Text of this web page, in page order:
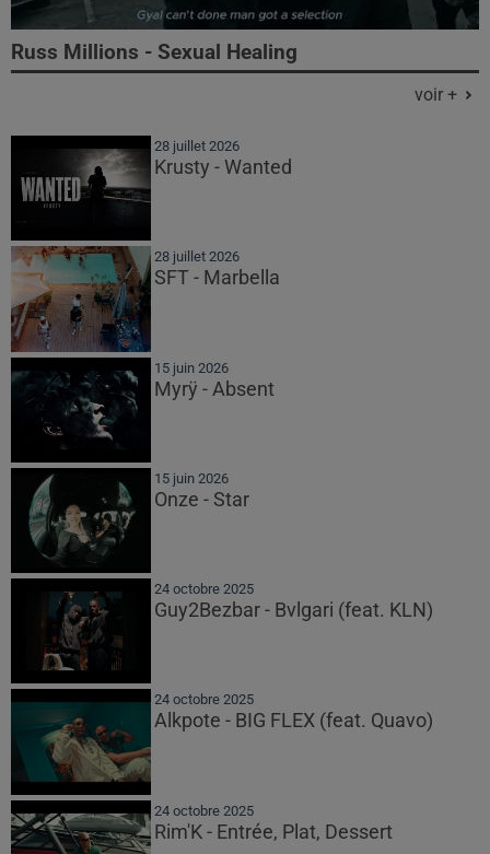
Russ Millions - Sexual Healing
voir +
28 juillet 2026
Krusty - Wanted
28 juillet 2026
SFT - Marbella
15 juin 2026
Myrÿ - Absent
15 juin 2026
Onze - Star
24 octobre 2025
Guy2Bezbar - Bvlgari (feat. KLN)
24 octobre 2025
Alkpote - BIG FLEX (feat. Quavo)
24 octobre 2025
Rim'K - Entrée, Plat, Dessert